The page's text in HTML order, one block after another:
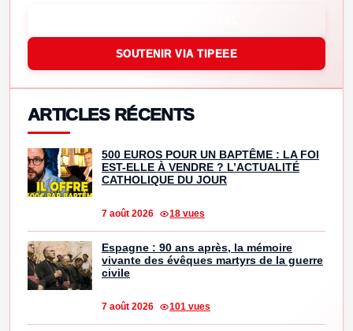
SOUTENIR VIA TIPEEE
ARTICLES RÉCENTS
500 EUROS POUR UN BAPTÊME : LA FOI
EST-ELLE À VENDRE ? L’ACTUALITÉ
CATHOLIQUE DU JOUR
7 août 2026 18 vues
Espagne : 90 ans après, la mémoire
vivante des évêques martyrs de la guerre
civile
7 août 2026 101 vues